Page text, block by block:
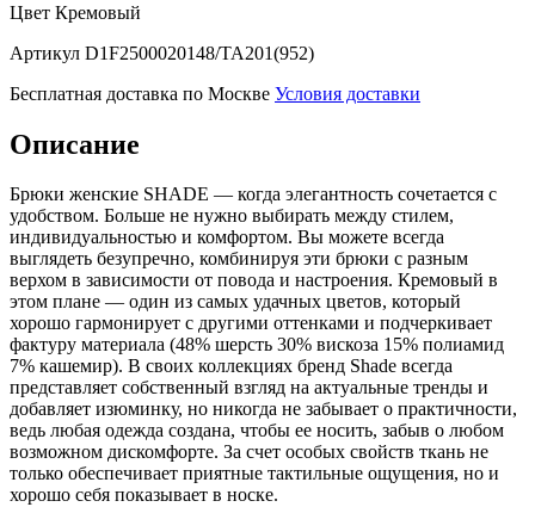
Цвет Кремовый
Артикул D1F2500020148/TA201(952)
Бесплатная доставка по Москве Условия доставки
Описание
Брюки женские SHADE — когда элегантность сочетается с
удобством. Больше не нужно выбирать между стилем,
индивидуальностью и комфортом. Вы можете всегда
выглядеть безупречно, комбинируя эти брюки с разным
верхом в зависимости от повода и настроения. Кремовый в
этом плане — один из самых удачных цветов, который
хорошо гармонирует с другими оттенками и подчеркивает
фактуру материала (48% шерсть 30% вискоза 15% полиамид
7% кашемир). В своих коллекциях бренд Shade всегда
представляет собственный взгляд на актуальные тренды и
добавляет изюминку, но никогда не забывает о практичности,
ведь любая одежда создана, чтобы ее носить, забыв о любом
возможном дискомфорте. За счет особых свойств ткань не
только обеспечивает приятные тактильные ощущения, но и
хорошо себя показывает в носке.